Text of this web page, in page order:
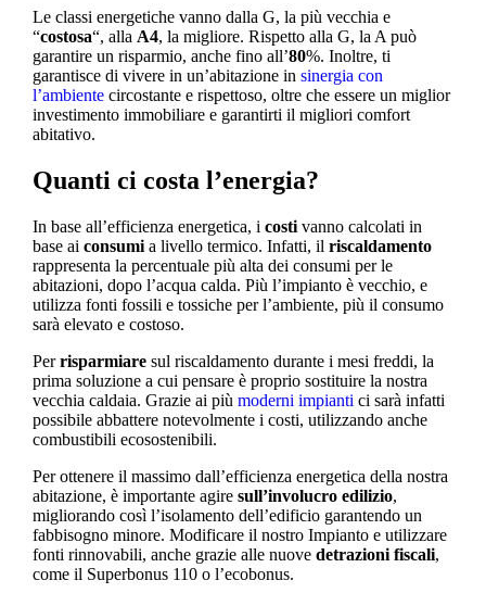
Le classi energetiche vanno dalla G, la più vecchia e
“costosa“, alla A4, la migliore. Rispetto alla G, la A può
garantire un risparmio, anche fino all’80%. Inoltre, ti
garantisce di vivere in un’abitazione in sinergia con
l’ambiente circostante e rispettoso, oltre che essere un miglior
investimento immobiliare e garantirti il migliori comfort
abitativo.
Quanti ci costa l’energia?
In base all’efficienza energetica, i costi vanno calcolati in
base ai consumi a livello termico. Infatti, il riscaldamento
rappresenta la percentuale più alta dei consumi per le
abitazioni, dopo l’acqua calda. Più l’impianto è vecchio, e
utilizza fonti fossili e tossiche per l’ambiente, più il consumo
sarà elevato e costoso.
Perrisparmiare sul riscaldamento durante i mesi freddi, la
prima soluzione a cui pensare è proprio sostituire la nostra
vecchia caldaia. Grazie ai più moderni impianti ci sarà infatti
possibile abbattere notevolmente i costi, utilizzando anche
combustibili ecosostenibili.
Per ottenere il massimo dall’efficienza energetica della nostra
abitazione, è importante agire sull’involucro edilizio,
migliorando così l’isolamento dell’edificio garantendo un
fabbisogno minore. Modificare il nostro Impianto e utilizzare
fonti rinnovabili, anche grazie alle nuove detrazioni fiscali,
come il Superbonus 110 o l’ecobonus.